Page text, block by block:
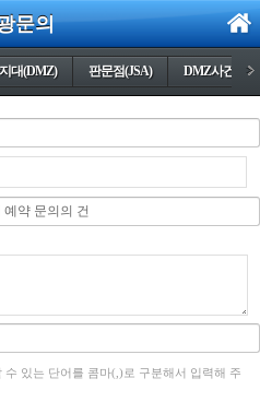
문의
대(DMZ) 판문점(JSA) DMZ사건들 >
수 있는 단어를 콤마(,)로 구분해서 입력해 주